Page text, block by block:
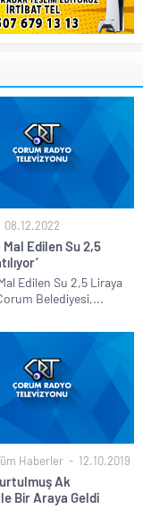
08.12.2022
Mal Edilen Su 2,5
Edilen Su 2,5 Liraya
Belediyesi,...
Haberler 12.10.2019
Ak
Bir Araya Geldi